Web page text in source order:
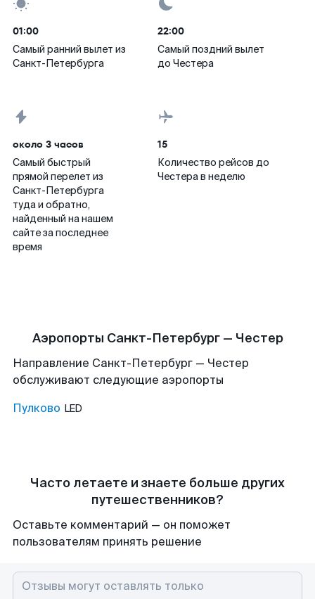
01:00
Самый ранний вылет из
Санкт-Петербурга
22:00
Самый поздний вылет
до Честера
около 3 часов
Самый быстрый
прямой перелет из
Санкт-Петербурга
туда и обратно,
найденный на нашем
сайте за последнее
время
15
Количество рейсов до
Честера в неделю
Аэропорты Санкт-Петербург — Честер
Направление Санкт-Петербург — Честер
обслуживают следующие аэропорты
Пулково LED
Часто летаете и знаете больше других
путешественников?
Оставьте комментарий — он поможет
пользователям принять решение